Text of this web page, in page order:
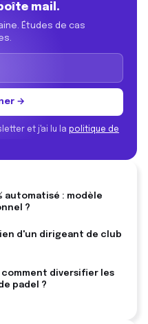
mail.
Études de cas
→
et j'ai lu la politique de
automatisé : modèle
?
d'un dirigeant de club
diversifier les
padel ?